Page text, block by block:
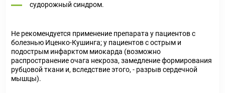
судорожный синдром.
Не рекомендуется применение препарата у пациентов с
болезнью Иценко-Кушинга; у пациентов с острым и
подострым инфарктом миокарда (возможно
распространение очага некроза, замедление формирования
рубцовой ткани и, вследствие этого, - разрыв сердечной
мышцы).